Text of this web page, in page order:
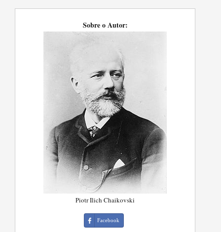
Sobre o Autor:
Piotr Ilich Chaikovski
Facebook